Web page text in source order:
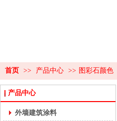
首页 >> 产品中心 >> 图彩石颜色
产品中心
外墙建筑涂料